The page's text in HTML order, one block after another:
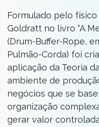
Formulado pelo físico
Goldratt no livro “A
(Drum-Buffer-Rope,
Pulmão-Corda) foi
aplicação da Teoria
ambiente de
negócios que se
organização
gerar valor